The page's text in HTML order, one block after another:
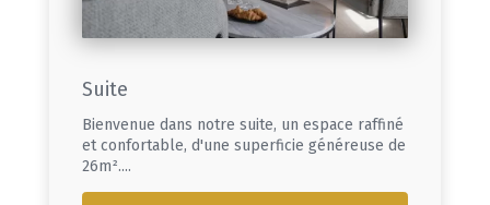
Suite
Bienvenue dans notre suite, un espace raffiné
et confortable, d'une superficie généreuse de
26m²....